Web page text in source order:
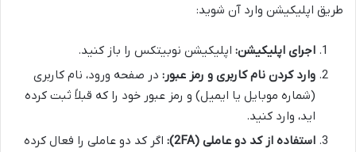
طریق اپلیکیشن وارد آن شوید:
اجرای اپلیکیشن: اپلیکیشن نوبیتکس را باز کنید.
وارد کردن نام کاربری و رمز عبور: در صفحه ورود، نام کاربری
(شماره موبایل یا ایمیل) و رمز عبور خود را که قبلاً ثبت کرده
اید، وارد کنید.
استفاده از کد دو عاملی (2FA):
اگر کد دو عاملی را فعال کرده